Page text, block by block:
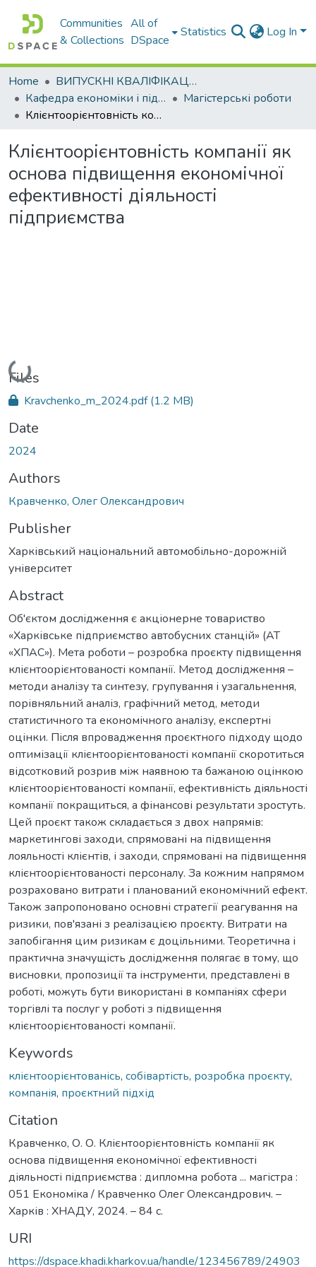
Communities
& Collections
All of
DSpace
Statistics Log In
Home
ВИПУСКНІ КВАЛІФІКАЦІЙНІ РОБОТИ
Кафедра економіки і підприємництва
Магістерські роботи
Клієнтоорієнтовність компанії як основа підвищення економічної ефективності діяльності підприємства
Клієнтоорієнтовність компанії як
основа підвищення економічної
ефективності діяльності
підприємства
Loading...
Files
Kravchenko_m_2024.pdf(1.2 MB)
Date
2024
Authors
Кравченко, Олег Олександрович
Publisher
Харківський національний автомобільно-дорожній
університет
Abstract
Об'єктом дослідження є акціонерне товариство
«Харківське підприємство автобусних станцій» (АТ
«ХПАС»). Мета роботи – розробка проєкту підвищення
клієнтоорієнтованості компанії. Метод дослідження –
методи аналізу та синтезу, групування і узагальнення,
порівняльний аналіз, графічний метод, методи
статистичного та економічного аналізу, експертні
оцінки. Після впровадження проєктного підходу щодо
оптимізації клієнтоорієнтованості компанії скоротиться
відсотковий розрив між наявною та бажаною оцінкою
клієнтоорієнтованості компанії, ефективність діяльності
компанії покращиться, а фінансові результати зростуть.
Цей проєкт також складається з двох напрямів:
маркетингові заходи, спрямовані на підвищення
лояльності клієнтів, і заходи, спрямовані на підвищення
клієнтоорієнтованості персоналу. За кожним напрямом
розраховано витрати і планований економічний ефект.
Також запропоновано основні стратегії реагування на
ризики, пов'язані з реалізацією проєкту. Витрати на
запобігання цим ризикам є доцільними. Теоретична і
практична значущість дослідження полягає в тому, що
висновки, пропозиції та інструменти, представлені в
роботі, можуть бути використані в компаніях сфери
торгівлі та послуг у роботі з підвищення
клієнтоорієнтованості компанії.
Keywords
клієнтоорієнтованісь, собівартість, розробка проєкту,
компанія, проєктний підхід
Citation
Кравченко, О. О. Клієнтоорієнтовність компанії як
основа підвищення економічної ефективності
діяльності підприємства : дипломна робота ... магістра :
051 Економіка / Кравченко Олег Олександрович. –
Харків : ХНАДУ, 2024. – 84 с.
URI
https://dspace.khadi.kharkov.ua/handle/123456789/24903